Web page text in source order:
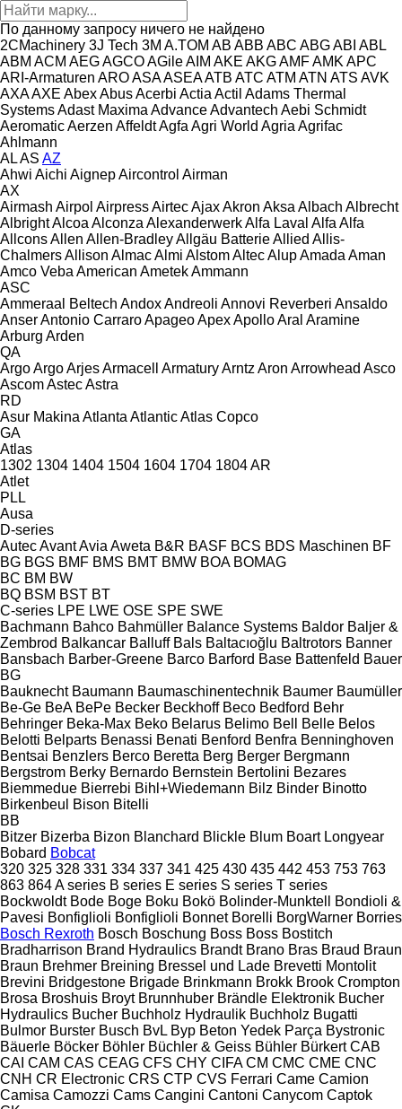
По данному запросу ничего не найдено
2CMachinery 3J Tech 3M A.TOM AB ABB ABC ABGABI ABL
ABM ACM AEGAGCOAGileAIM AKE AKGAMFAMK APC
ARI-Armaturen AROASAASEAATB ATC ATM ATN ATS AVK
AXAAXE AbexAbusAcerbi Actia Actil Adams Thermal
SystemsAdast Maxima AdvanceAdvantech Aebi Schmidt
AeromaticAerzen AffeldtAgfa Agri World Agria Agrifac
Ahlmann
ALAS AZ
Ahwi Aichi AignepAircontrol Airman
AX
Airmash Airpol AirpressAirtecAjaxAkron Aksa Albach Albrecht
AlbrightAlcoa Alconza AlexanderwerkAlfa Laval Alfa Alfa
AllconsAllen Allen‑BradleyAllgäu BatterieAllied Allis-
ChalmersAllison AlmacAlmi AlstomAltecAlupAmada Aman
Amco Veba American AmetekAmmann
ASC
Ammeraal Beltech AndoxAndreoli Annovi Reverberi Ansaldo
AnserAntonio CarraroApageoApexApolloAral Aramine
Arburg Arden
QA
ArgoArgoArjesArmacell ArmaturyArntz Aron Arrowhead Asco
AscomAstecAstra
RD
Asur Makina Atlanta AtlanticAtlas Copco
GA
Atlas
1302 1304 1404 1504 1604 1704 1804AR
Atlet
PLL
Ausa
D-series
AutecAvantAvia Aweta B&R BASF BCS BDS Maschinen BF
BG BGS BMF BMS BMT BMW BOA BOMAG
BC BM BW
BQ BSM BST BT
C-series LPE LWE OSE SPE SWE
Bachmann Bahco Bahmüller Balance Systems Baldor Baljer &
Zembrod Balkancar Balluff Bals Baltacıoğlu Baltrotors Banner
Bansbach Barber-Greene Barco Barford Base Battenfeld Bauer
BG
Bauknecht Baumann Baumaschinentechnik Baumer Baumüller
Be-Ge BeA BePe Becker Beckhoff Beco Bedford Behr
Behringer Beka-Max Beko Belarus Belimo Bell Belle Belos
Belotti Belparts Benassi Benati Benford Benfra Benninghoven
Bentsai Benzlers Berco Beretta Berg Berger Bergmann
Bergstrom Berky Bernardo Bernstein Bertolini Bezares
Biemmedue Bierrebi Bihl+Wiedemann Bilz Binder Binotto
Birkenbeul
Bison Bitelli
BB
Bitzer Bizerba Bizon Blanchard Blickle Blum Boart Longyear
Bobard Bobcat
320 325 328 331 334 337 341 425 430 435 442 453 753 763
863 864A series B series E series S series T series
Bockwoldt Bode Boge Boku Bokö Bolinder-Munktell
Bondioli &
Pavesi Bonfiglioli Bonfiglioli Bonnet Borelli BorgWarner Borries
Bosch Rexroth Bosch Boschung Boss Boss Bostitch
Bradharrison Brand Hydraulics Brandt Brano Bras Braud Braun
Braun Brehmer Breining Bressel und Lade Brevetti Montolit
Brevini Bridgestone Brigade Brinkmann Brokk Brook Crompton
Brosa Broshuis Broyt Brunnhuber Brändle Elektronik Bucher
Hydraulics Bucher Buchholz Hydraulik Buchholz Bugatti
Bulmor Burster Busch BvL Byp Beton Yedek Parça Bystronic
Bäuerle Böcker Böhler Büchler & Geiss Bühler Bürkert CAB
CAI CAM CAS CEAG CFS CHY CIFA CM CMC CME CNC
CNH CR Electronic CRS CTP CVS Ferrari Came Camion
Camisa Camozzi Cams Cangini Cantoni Canycom Captok